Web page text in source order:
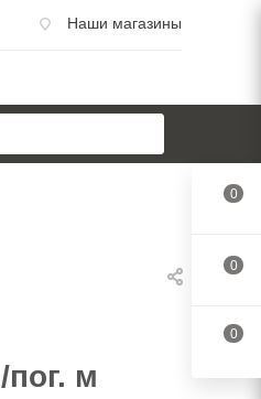
Наши магазины
/пог. м
0
0
0